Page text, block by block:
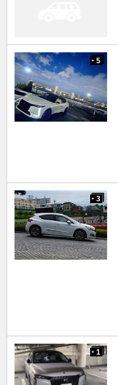
+ 5
+ 3
+ 1